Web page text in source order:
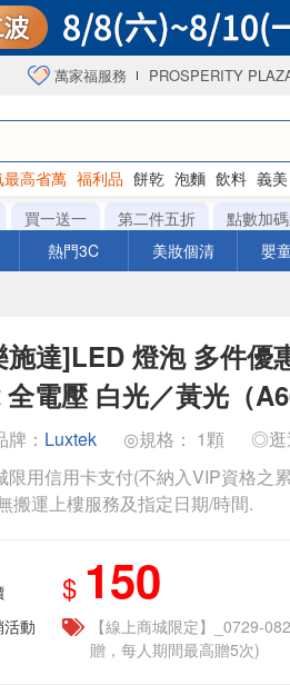
萬家福服務 PROSPERITY
最高省萬 福利品 餅乾 泡麵 飲料 義美
買一送一 第二件五折 點數加
熱門3C 美妝個清 嬰
施達]LED 燈泡 多件優
電壓 白光／黃光（
： Luxtek ◎規格： 1顆 ◎逛
限用信用卡支付(不納入VIP資格之
搬運上樓服務及指定日期/時間.
$ 150
動
【線上商城限定】_0729-
贈，每人期間最高贈5次)